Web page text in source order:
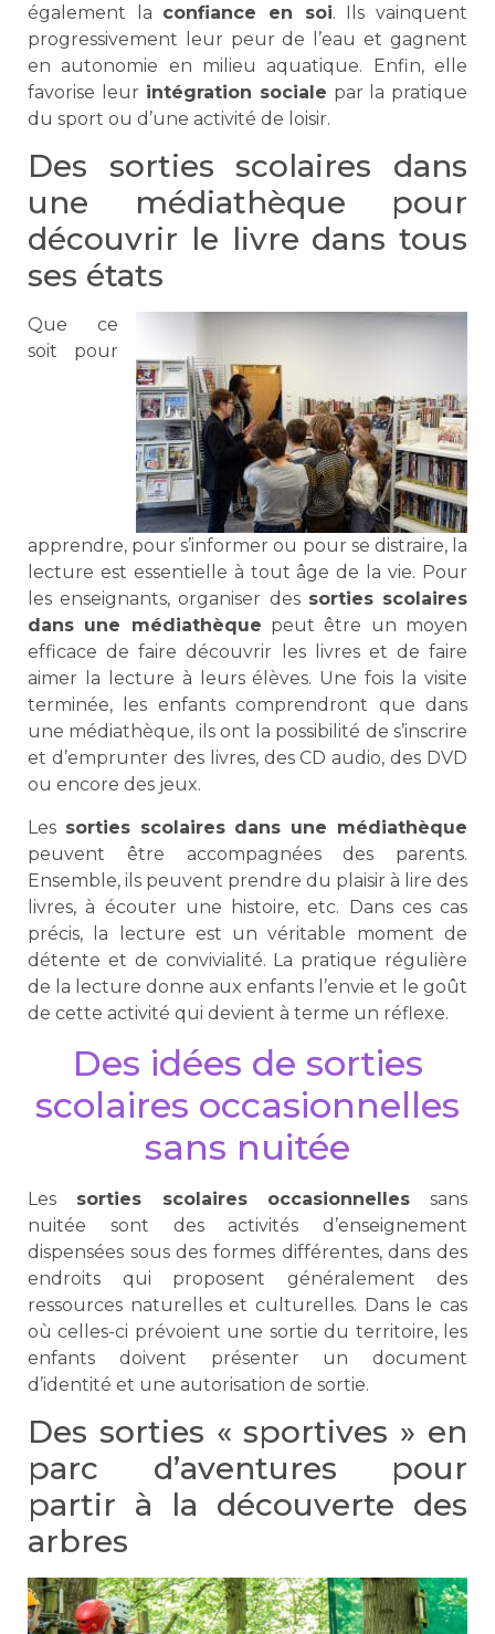
également la confiance en soi. Ils vainquent
progressivement leur peur de l’eau et gagnent
en autonomie en milieu aquatique. Enfin, elle
favorise leur intégration sociale par la pratique
du sport ou d’une activité de loisir.
Des sorties scolaires dans
une médiathèque pour
découvrir le livre dans tous
ses états
Que ce
soit pour
apprendre, pour s’informer ou pour se distraire, la
lecture est essentielle à tout âge de la vie. Pour
les enseignants, organiser des sorties scolaires
dans une médiathèque peut être un moyen
efficace de faire découvrir les livres et de faire
aimer la lecture à leurs élèves. Une fois la visite
terminée, les enfants comprendront que dans
une médiathèque, ils ont la possibilité de s’inscrire
et d’emprunter des livres, des CD audio, des DVD
ou encore des jeux.
Les sorties scolaires dans une médiathèque
peuvent être accompagnées des parents.
Ensemble, ils peuvent prendre du plaisir à lire des
livres, à écouter une histoire, etc. Dans ces cas
précis, la lecture est un véritable moment de
détente et de convivialité. La pratique régulière
de la lecture donne aux enfants l’envie et le goût
de cette activité qui devient à terme un réflexe.
Des idées de sorties
scolaires occasionnelles
sans nuitée
Les sorties scolaires occasionnelles sans
nuitée sont des activités d’enseignement
dispensées sous des formes différentes, dans des
endroits qui proposent généralement des
ressources naturelles et culturelles. Dans le cas
où celles-ci prévoient une sortie du territoire, les
enfants doivent présenter un document
d’identité et une autorisation de sortie.
Des sorties « sportives » en
parc d’aventures pour
partir à la découverte des
arbres